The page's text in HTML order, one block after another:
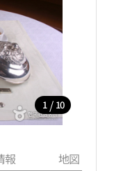
1 / 10
報 地図